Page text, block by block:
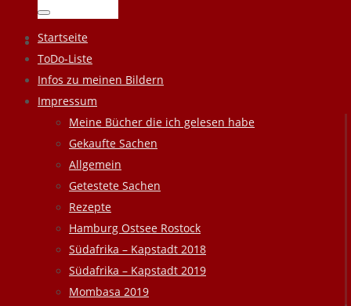
nach:
Suchen
Zum
Inhalt
springen
Startseite
ToDo-Liste
Infos zu meinen Bildern
Impressum
Meine Bücher die ich gelesen habe
Gekaufte Sachen
Allgemein
Getestete Sachen
Rezepte
Hamburg Ostsee Rostock
Südafrika – Kapstadt 2018
Südafrika – Kapstadt 2019
Mombasa 2019